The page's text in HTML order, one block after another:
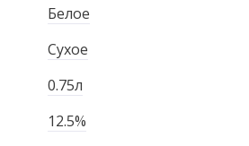
Белое
Сухое
0.75л
12.5%